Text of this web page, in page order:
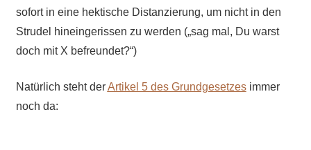
sofort in eine hektische Distanzierung, um nicht in den
Strudel hineingerissen zu werden („sag mal, Du warst
doch mit X befreundet?“)
Natürlich steht derArtikel 5 des Grundgesetzesimmer
noch da: